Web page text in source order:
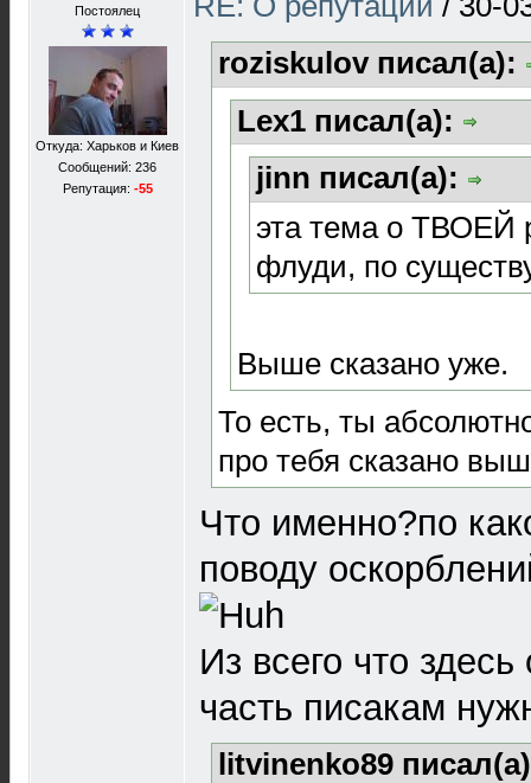
Постоялец
Откуда: Харьков и Киев
Сообщений: 236
Репутация: -55
roziskulov писал(а):
Lex1 писал(а):
jinn писал(а):
эта тема о ТВОЕЙ
флуди, по
Выше сказано уже.
То есть, ты
про тебя сказано
Что именно?по
поводу
Из всего что
часть писакам
litvinenko89